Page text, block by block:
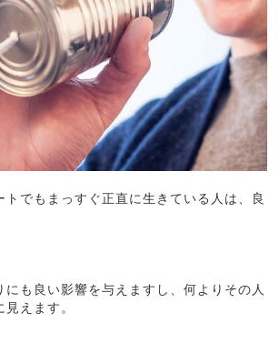
トでもまっすぐ正直に生きている人は、良
にも良い影響を与えますし、何よりその人
えます。